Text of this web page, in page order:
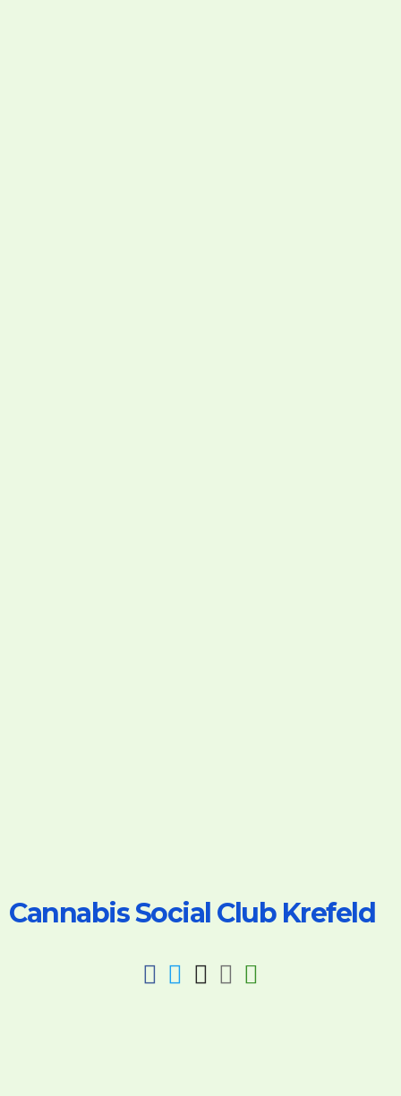
Cannabis Social Club Krefeld
fab
fa-
fab
fa-
fab
fa-
fab
fa-